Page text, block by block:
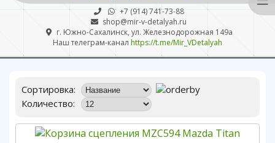
+7 (914) 741-73-88
shop@mir-v-detalyah.ru
г. Южно-Сахалинск, ул. Железнодорожная 149а
Наш телеграм-канал https://t.me/Mir_VDetalyah
Сортировка:
Количество: